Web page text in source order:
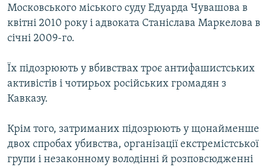
Московського міського суду Едуарда Чувашова в
квітні 2010 року і адвоката Станіслава Маркелова в
січні 2009-го.
Їх підозрюють у вбивствах троє антифашистських
активістів і чотирьох російських громадян з
Кавказу.
Крім того, затриманих підозрюють у щонайменше
двох спробах убивства, організації екстремістської
групи і незаконному володінні й розповсюдженні